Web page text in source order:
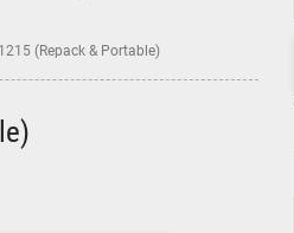
(Repack & Portable)